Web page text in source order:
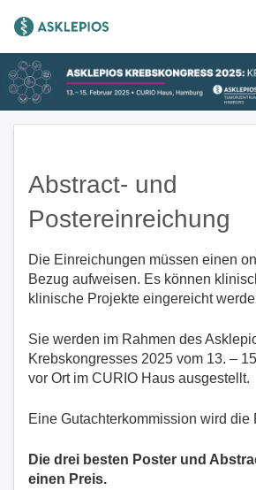
Zur Startseite
Abstract- und
Postereinreichung
Die Einreichungen müssen einen
Bezug aufweisen. Es können
klinische Projekte eingereicht
Sie werden im Rahmen des
Krebskongresses 2025 vom 13. –
vor Ort im CURIO Haus ausgestellt.
Eine Gutachterkommission wird die
Die drei besten Poster und
einen Preis.